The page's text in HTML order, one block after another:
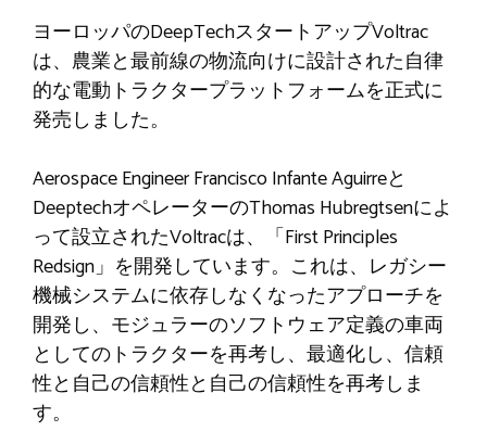
ヨーロッパのDeepTechスタートアップVoltrac
は、農業と最前線の物流向けに設計された自律
的な電動トラクタープラットフォームを正式に
発売しました。
Aerospace Engineer Francisco Infante Aguirreと
DeeptechオペレーターのThomas Hubregtsenによ
って設立されたVoltracは、「First Principles
Redsign」を開発しています。これは、レガシー
機械システムに依存しなくなったアプローチを
開発し、モジュラーのソフトウェア定義の車両
としてのトラクターを再考し、最適化し、信頼
性と自己の信頼性と自己の信頼性を再考しま
す。